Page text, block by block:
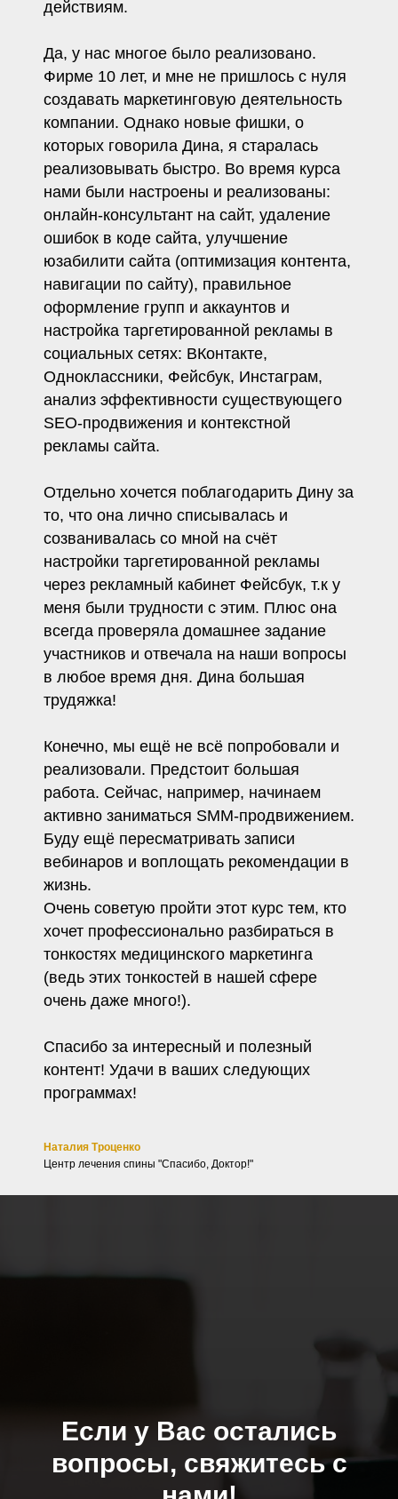
действиям.
Да, у нас многое было реализовано.
Фирме 10 лет, и мне не пришлось с нуля
создавать маркетинговую деятельность
компании. Однако новые фишки, о
которых говорила Дина, я старалась
реализовывать быстро. Во время курса
нами были настроены и реализованы:
онлайн-консультант на сайт, удаление
ошибок в коде сайта, улучшение
юзабилити сайта (оптимизация контента,
навигации по сайту), правильное
оформление групп и аккаунтов и
настройка таргетированной рекламы в
социальных сетях: ВКонтакте,
Одноклассники, Фейсбук, Инстаграм,
анализ эффективности существующего
SEO-продвижения и контекстной
рекламы сайта.
Отдельно хочется поблагодарить Дину за
то, что она лично списывалась и
созванивалась со мной на счёт
настройки таргетированной рекламы
через рекламный кабинет Фейсбук, т.к у
меня были трудности с этим. Плюс она
всегда проверяла домашнее задание
участников и отвечала на наши вопросы
в любое время дня. Дина большая
трудяжка!
Конечно, мы ещё не всё попробовали и
реализовали. Предстоит большая
работа. Сейчас, например, начинаем
активно заниматься SMM-продвижением.
Буду ещё пересматривать записи
вебинаров и воплощать рекомендации в
жизнь.
Очень советую пройти этот курс тем, кто
хочет профессионально разбираться в
тонкостях медицинского маркетинга
(ведь этих тонкостей в нашей сфере
очень даже много!).
Спасибо за интересный и полезный
контент! Удачи в ваших следующих
программах!
Наталия Троценко
Центр лечения спины "Спасибо, Доктор!"
Если у Вас остались
вопросы, свяжитесь с